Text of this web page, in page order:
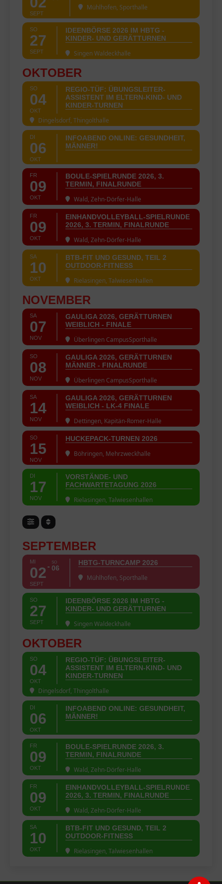
SEPT
Mühlhofen, Sporthalle
SO
27
SEPT
IDEENBÖRSE 2026 IM HBTG -
KINDER- UND GERÄTTURNEN
Singen Waldeckhalle
OKTOBER
SO
04
OKT
REGIO-TÜF: ÜBUNGSLEITER-
ASSISTENT IM ELTERN-KIND- UND
KINDER-TURNEN
Dingelsdorf, Thingolthalle
DI
06
OKT
INFOABEND ONLINE: GESUNDHEIT,
MÄNNER!
FR
09
OKT
BOULE-SPIELRUNDE 2026, 3.
TERMIN, FINALRUNDE
Wald, Zehn-Dörfer-Halle
FR
09
OKT
EINHANDVOLLEYBALL-SPIELRUNDE
2026, 3. TERMIN, FINALRUNDE
Wald, Zehn-Dörfer-Halle
SA
10
OKT
BTB-FIT UND GESUND, TEIL 2
OUTDOOR-FITNESS
Rielasingen, Talwiesenhallen
NOVEMBER
SA
07
NOV
GAULIGA 2026, GERÄTTURNEN
WEIBLICH - FINALE
Überlingen CampusSporthalle
SO
08
NOV
GAULIGA 2026, GERÄTTURNEN
MÄNNER - FINALRUNDE
Überlingen CampusSporthalle
SA
14
NOV
GAULIGA 2026, GERÄTTURNEN
WEIBLICH - LK-4 FINALE
Dettingen, Kapitän-Romer-Halle
SO
15
NOV
HUCKEPACK-TURNEN 2026
Böhringen, Mehrzweckhalle
DI
17
NOV
VORSTÄNDE- UND
FACHWARTETAGUNG 2026
Rielasingen, Talwiesenhallen
SEPTEMBER
MI
02
SEPT
SO
06
HBTG-TURNCAMP 2026
Mühlhofen, Sporthalle
SO
27
SEPT
IDEENBÖRSE 2026 IM HBTG -
KINDER- UND GERÄTTURNEN
Singen Waldeckhalle
OKTOBER
SO
04
OKT
REGIO-TÜF: ÜBUNGSLEITER-
ASSISTENT IM ELTERN-KIND- UND
KINDER-TURNEN
Dingelsdorf, Thingolthalle
DI
06
OKT
INFOABEND ONLINE: GESUNDHEIT,
MÄNNER!
FR
09
OKT
BOULE-SPIELRUNDE 2026, 3.
TERMIN, FINALRUNDE
Wald, Zehn-Dörfer-Halle
FR
09
OKT
EINHANDVOLLEYBALL-SPIELRUNDE
2026, 3. TERMIN, FINALRUNDE
Wald, Zehn-Dörfer-Halle
SA
10
OKT
BTB-FIT UND GESUND, TEIL 2
OUTDOOR-FITNESS
Rielasingen, Talwiesenhallen